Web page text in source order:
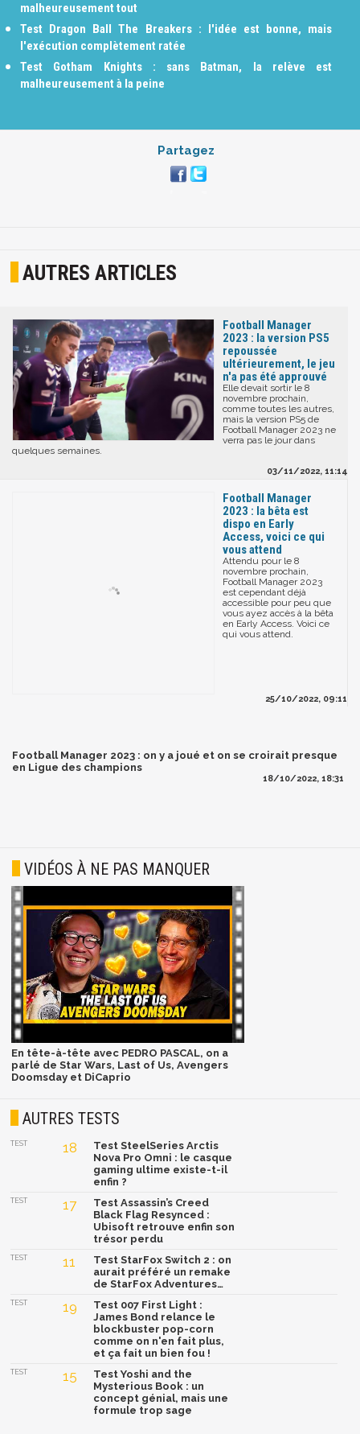
malheureusement tout
Test Dragon Ball The Breakers : l'idée est bonne, mais
l'exécution complètement ratée
Test Gotham Knights : sans Batman, la relève est
malheureusement à la peine
Partagez
AUTRES ARTICLES
Football Manager
2023 : la version PS5
repoussée
ultérieurement, le jeu
n'a pas été approuvé
Elle devait sortir le 8
novembre prochain,
comme toutes les autres,
mais la version PS5 de
Football Manager 2023 ne
verra pas le jour dans
quelques semaines.
03/11/2022, 11:14
Football Manager
2023 : la bêta est
dispo en Early
Access, voici ce qui
vous attend
Attendu pour le 8
novembre prochain,
Football Manager 2023
est cependant déjà
accessible pour peu que
vous ayez accès à la bêta
en Early Access. Voici ce
qui vous attend.
25/10/2022, 09:11
Football Manager 2023 : on y a joué et on se croirait presque
en Ligue des champions
18/10/2022, 18:31
VIDÉOS À NE PAS MANQUER
En tête-à-tête avec PEDRO PASCAL, on a
parlé de Star Wars, Last of Us, Avengers
Doomsday et DiCaprio
AUTRES TESTS
TEST 18
Test SteelSeries Arctis
Nova Pro Omni : le casque
gaming ultime existe-t-il
enfin ?
TEST 17
Test Assassin’s Creed
Black Flag Resynced :
Ubisoft retrouve enfin son
trésor perdu
TEST 11
Test StarFox Switch 2 : on
aurait préféré un remake
de StarFox Adventures…
TEST 19
Test 007 First Light :
James Bond relance le
blockbuster pop-corn
comme on n'en fait plus,
et ça fait un bien fou !
TEST 15
Test Yoshi and the
Mysterious Book : un
concept génial, mais une
formule trop sage